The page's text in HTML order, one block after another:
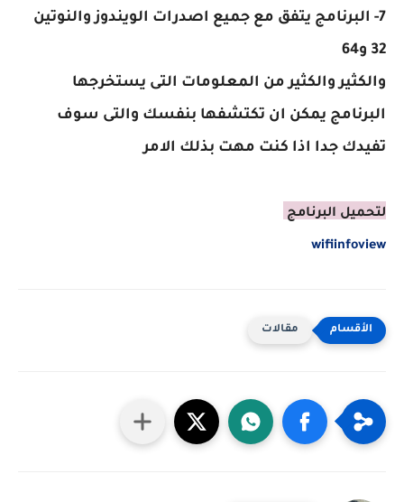
7- البرنامج يتفق مع جميع اصدرات الويندوز والنوتين
32 و64
والكثير والكثير من المعلومات التى يستخرجها
البرنامج يمكن ان تكتشفها بنفسك والتى سوف
تفيدك جدا اذا كنت مهت بذلك الامر
لتحميل البرنامج
wifiinfoview
مقالات